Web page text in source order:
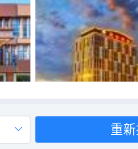
重